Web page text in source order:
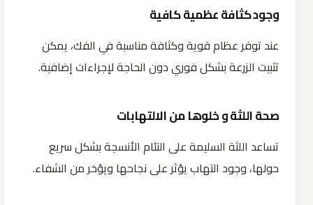
وجود كثافة عظمية كافية
عند توفر عظام قوية وكثافة مناسبة في الفك، يمكن
تثبيت الزرعة بشكل فوري دون الحاجة لإجراءات إضافية.
صحة اللثة و خلوها من الالتهابات
تساعد اللثة السليمة على التئام الأنسجة بشكل سريع
حولها، وجود التهاب يؤثر على نجاحها ويؤخر من الشفاء.